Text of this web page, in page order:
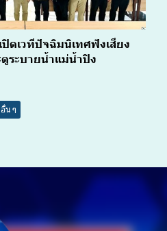
ดเวทีปัจฉิมนิเทศฟังเสียง
ตูระบายน้ำแม่น้ำปิง
น ๆ